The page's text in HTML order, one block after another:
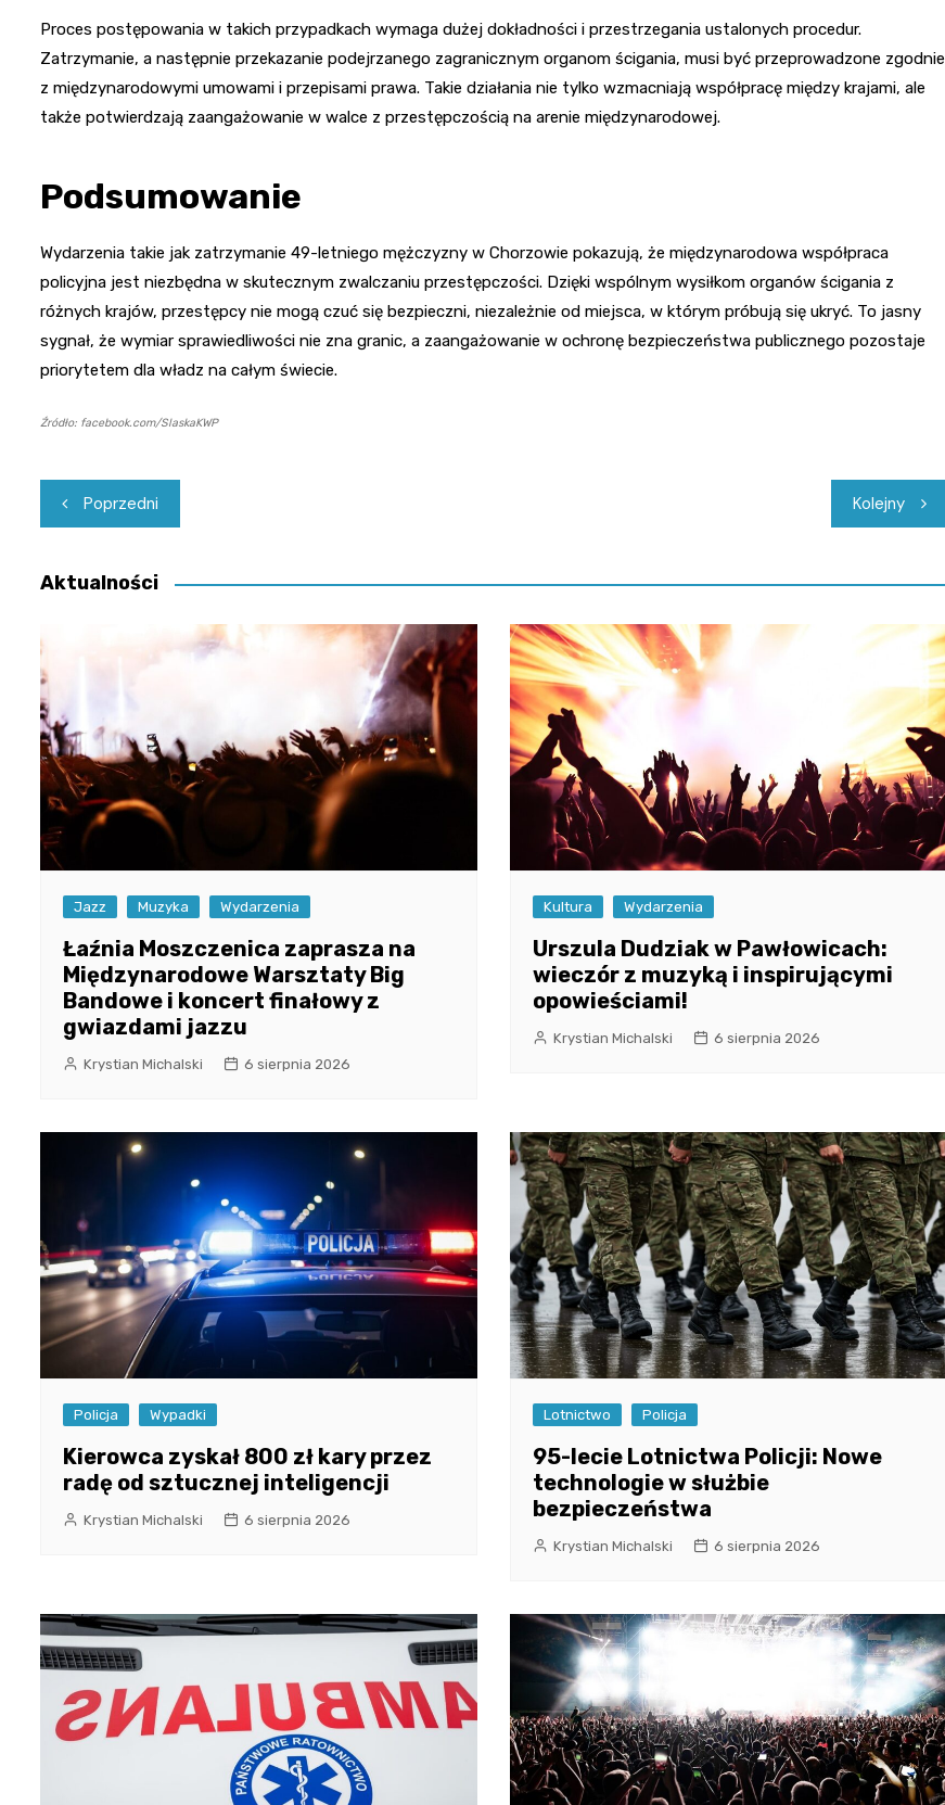
Proces postępowania w takich przypadkach wymaga dużej dokładności i przestrzegania ustalonych procedur.
Zatrzymanie, a następnie przekazanie podejrzanego zagranicznym organom ścigania, musi być przeprowadzone zgodnie
z międzynarodowymi umowami i przepisami prawa. Takie działania nie tylko wzmacniają współpracę między krajami, ale
także potwierdzają zaangażowanie w walce z przestępczością na arenie międzynarodowej.
Podsumowanie
Wydarzenia takie jak zatrzymanie 49-letniego mężczyzny w Chorzowie pokazują, że międzynarodowa współpraca
policyjna jest niezbędna w skutecznym zwalczaniu przestępczości. Dzięki wspólnym wysiłkom organów ścigania z
różnych krajów, przestępcy nie mogą czuć się bezpieczni, niezależnie od miejsca, w którym próbują się ukryć. To jasny
sygnał, że wymiar sprawiedliwości nie zna granic, a zaangażowanie w ochronę bezpieczeństwa publicznego pozostaje
priorytetem dla władz na całym świecie.
Źródło: facebook.com/SlaskaKWP
Nawigacja
wpisu
Poprzedni Kolejny
Aktualności
Jazz Muzyka Wydarzenia
Łaźnia Moszczenica zaprasza na
Międzynarodowe Warsztaty Big
Bandowe i koncert finałowy z
gwiazdami jazzu
Krystian Michalski 6 sierpnia 2026
Kultura Wydarzenia
Urszula Dudziak w Pawłowicach:
wieczór z muzyką i inspirującymi
opowieściami!
Krystian Michalski 6 sierpnia 2026
Policja Wypadki
Kierowca zyskał 800 zł kary przez
radę od sztucznej inteligencji
Krystian Michalski 6 sierpnia 2026
Lotnictwo Policja
95-lecie Lotnictwa Policji: Nowe
technologie w służbie
bezpieczeństwa
Krystian Michalski 6 sierpnia 2026